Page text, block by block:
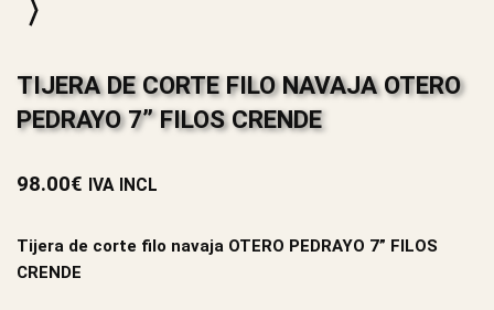
TIJERA DE CORTE FILO NAVAJA OTERO
PEDRAYO 7” FILOS CRENDE
98.00€ IVA INCL
Tijera de corte filo navaja OTERO PEDRAYO 7” FILOS
CRENDE